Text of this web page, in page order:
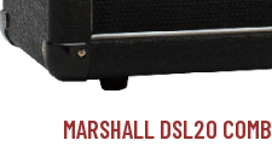
MARSHALL DSL20